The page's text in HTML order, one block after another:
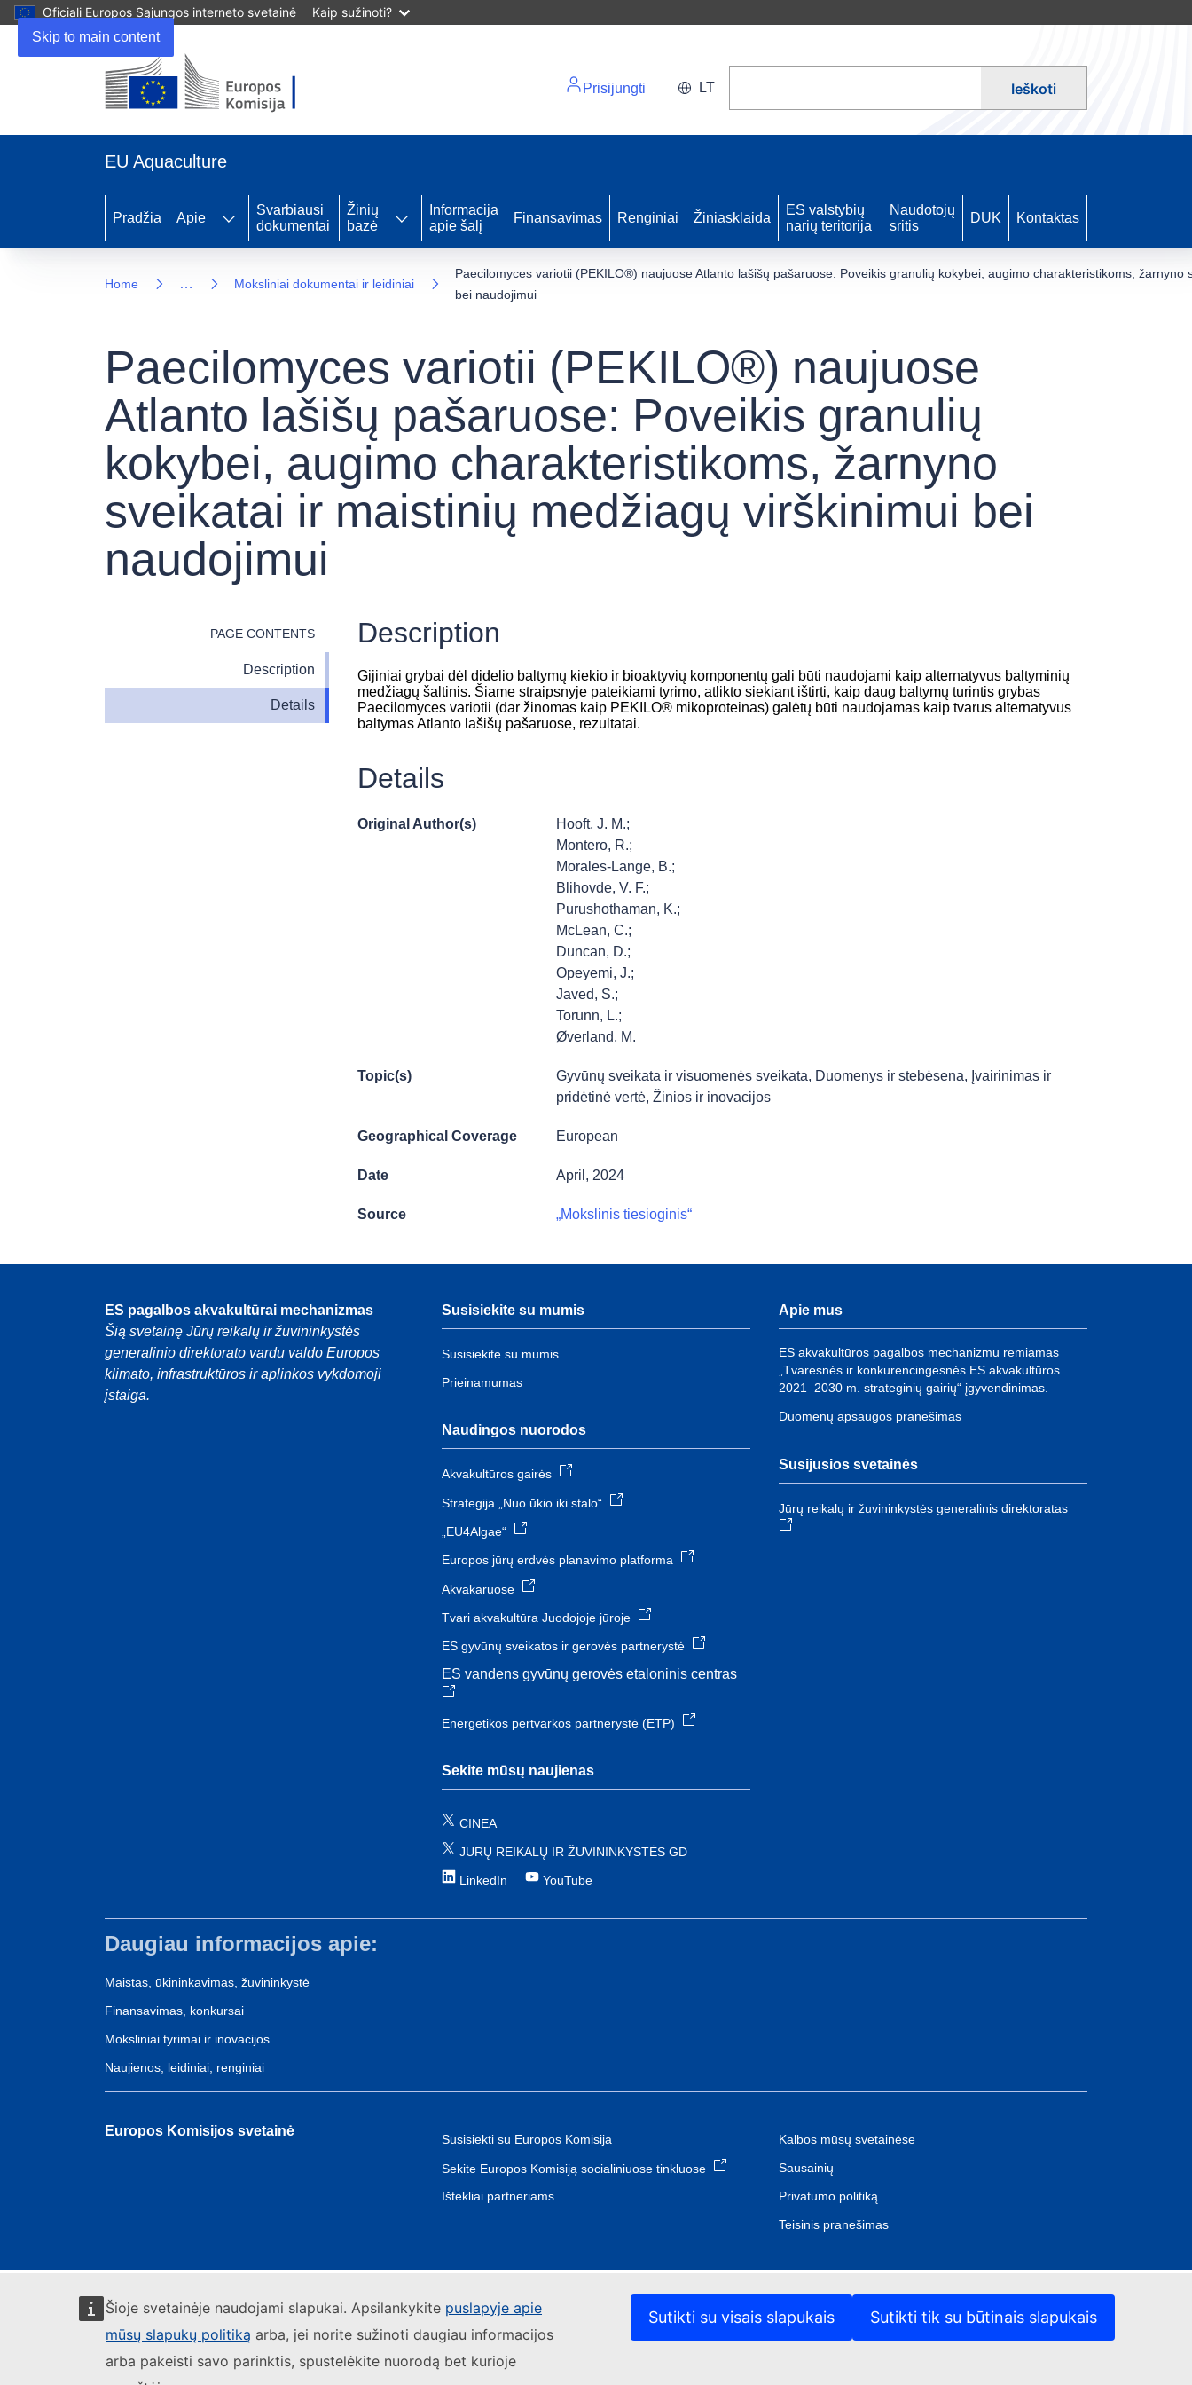
Skip to main content
Oficiali Europos Sąjungos interneto svetainė Kaip sužinoti?
Šioje svetainėje naudojami slapukai. Apsilankykite puslapyje apie
mūsų slapukų politiką arba, jei norite sužinoti daugiau informacijos
arba pakeisti savo parinktis, spustelėkite nuorodą bet kurioje
Sutikti su visais slapukais Sutikti tik su būtinais slapukais
Prisijungti LT Ieškoti
EU Aquaculture
Pradžia Apie
Svarbiausi
dokumentai
Žinių
bazė
Informacija
apie šalį
Finansavimas Renginiai Žiniasklaida
ES valstybių
narių teritorija
Naudotojų
sritis
DUK Kontaktas
Home … Moksliniai dokumentai ir leidiniai
Paecilomyces variotii (PEKILO®) naujuose Atlanto lašišų pašaruose: Poveikis granulių kokybei, augimo charakteristikoms, žarnyno
bei naudojimui
Paecilomyces variotii (PEKILO®) naujuose
Atlanto lašišų pašaruose: Poveikis granulių
kokybei, augimo charakteristikoms, žarnyno
sveikatai ir maistinių medžiagų virškinimui bei
naudojimui
PAGE CONTENTS
Description
Details
Description
Gijiniai grybai dėl didelio baltymų kiekio ir bioaktyvių komponentų gali būti naudojami kaip alternatyvus baltyminių
medžiagų šaltinis. Šiame straipsnyje pateikiami tyrimo, atlikto siekiant ištirti, kaip daug baltymų turintis grybas
Paecilomyces variotii (dar žinomas kaip PEKILO® mikoproteinas) galėtų būti naudojamas kaip tvarus alternatyvus
baltymas Atlanto lašišų pašaruose, rezultatai.
Details
Original Author(s)
Hooft, J. M.;
Montero, R.;
Morales-Lange, B.;
Blihovde, V. F.;
Purushothaman, K.;
McLean, C.;
Duncan, D.;
Opeyemi, J.;
Javed, S.;
Torunn, L.;
Øverland, M.
Topic(s) Gyvūnų sveikata ir visuomenės sveikata, Duomenys ir stebėsena, Įvairinimas ir
pridėtinė vertė, Žinios ir inovacijos
Geographical Coverage European
Date April, 2024
Source „Mokslinis tiesioginis“
ES pagalbos akvakultūrai mechanizmas
Šią svetainę Jūrų reikalų ir žuvininkystės
generalinio direktorato vardu valdo Europos
klimato, infrastruktūros ir aplinkos vykdomoji
įstaiga.
Susisiekite su mumis
Susisiekite su mumis
Prieinamumas
Naudingos nuorodos
Akvakultūros gairės
Strategija „Nuo ūkio iki stalo“
„EU4Algae“
Europos jūrų erdvės planavimo platforma
Akvakaruose
Tvari akvakultūra Juodojoje jūroje
ES gyvūnų sveikatos ir gerovės partnerystė
ES vandens gyvūnų gerovės etaloninis centras
Energetikos pertvarkos partnerystė (ETP)
Sekite mūsų naujienas
CINEA
JŪRŲ REIKALŲ IR ŽUVININKYSTĖS GD
LinkedIn YouTube
Apie mus
ES akvakultūros pagalbos mechanizmu remiamas
„Tvaresnės ir konkurencingesnės ES akvakultūros
2021–2030 m. strateginių gairių“ įgyvendinimas.
Duomenų apsaugos pranešimas
Susijusios svetainės
Jūrų reikalų ir žuvininkystės generalinis direktoratas
Daugiau informacijos apie:
Maistas, ūkininkavimas, žuvininkystė
Finansavimas, konkursai
Moksliniai tyrimai ir inovacijos
Naujienos, leidiniai, renginiai
Europos Komisijos svetainė
Susisiekti su Europos Komisija
Sekite Europos Komisiją socialiniuose tinkluose
Ištekliai partneriams
Kalbos mūsų svetainėse
Sausainių
Privatumo politiką
Teisinis pranešimas